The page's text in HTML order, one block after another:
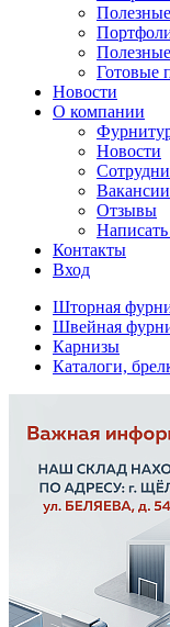
Готовые
Новости
О компании
Новости
Вакансии
Отзывы
Контакты
Вход
Шторная
Швейная
Карнизы
Каталоги,